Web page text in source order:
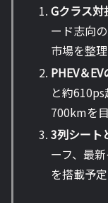
Gクラス
ード志向
市場を整理
PHEV＆
と約
700kmを目
3列シート
ーフ、最
を搭載予定